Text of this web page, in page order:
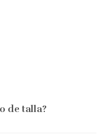
de talla?